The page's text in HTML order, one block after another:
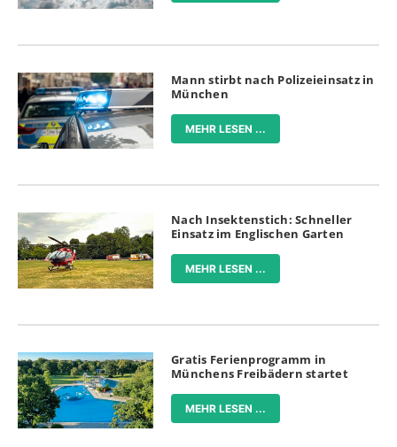
Mann stirbt nach Polizeieinsatz in
München
MEHR LESEN ...
Nach Insektenstich: Schneller
Einsatz im Englischen Garten
MEHR LESEN ...
Gratis Ferienprogramm in
Münchens Freibädern startet
MEHR LESEN ...